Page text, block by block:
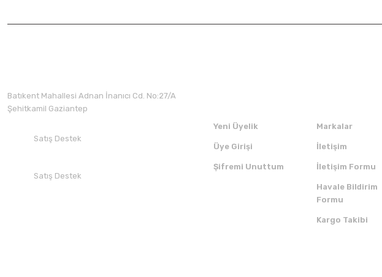
Batıkent Mahallesi Adnan İnanıcı Cd. No:27/A
Şehitkamil Gaziantep
Satış Destek
Satış Destek
Yeni Üyelik
Üye Girişi
Şifremi Unuttum
Markalar
İletişim
İletişim Formu
Havale Bildirim
Formu
Kargo Takibi